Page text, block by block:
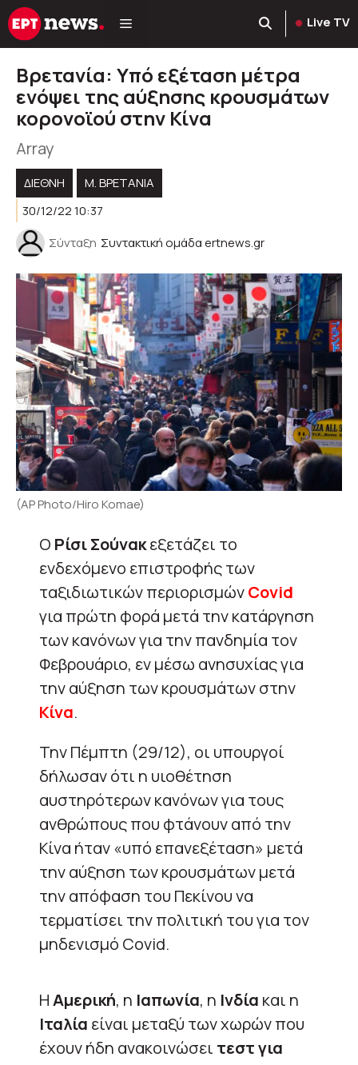
Μετάβαση
σε
Live TV
Βρετανία: Υπό εξέταση μέτρα
ενόψει της αύξησης κρουσμάτων
κορονοϊού στην Κίνα
Array
ΔΙΕΘΝΗ
M. ΒΡΕΤΑΝΊΑ
30/12/22 10:37
Σύνταξη Συντακτική ομάδα ertnews.gr
(AP Photo/Hiro Komae)
Ο ΡίσιΣούνακεξετάζει το
ενδεχόμενο επιστροφής των
ταξιδιωτικών περιορισμώνCovid
για πρώτη φορά μετά την κατάργηση
των κανόνων για την πανδημία τον
Φεβρουάριο, εν μέσω ανησυχίας για
την αύξηση των κρουσμάτων στην
Κίνα.
Την Πέμπτη (29/12), οι υπουργοί
δήλωσαν ότι η υιοθέτηση
αυστηρότερων κανόνων για τους
ανθρώπους που φτάνουν από την
Κίνα ήταν «υπό επανεξέταση» μετά
την αύξηση των κρουσμάτων μετά
την απόφαση του Πεκίνου να
τερματίσει την πολιτική του για τον
μηδενισμό Covid.
ΗΑμερική, η Ιαπωνία, η Ινδία και η
Ιταλία είναι μεταξύ των χωρών που
έχουν ήδη ανακοινώσει τεστ για